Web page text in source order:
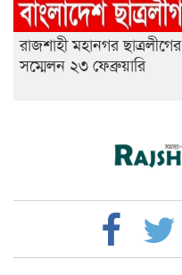
রাজশাহী মহানগর ছাত্রলীগের
সম্মেলন ২৩ ফেব্রুয়ারি